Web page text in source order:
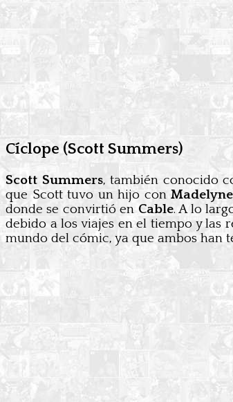
Cíclope (Scott Summers)
Scott Summers, también conocido
que Scott tuvo un hijo con
donde se convirtió en Cable. A lo
debido a los viajes en el tiempo y las
mundo del cómic, ya que ambos han